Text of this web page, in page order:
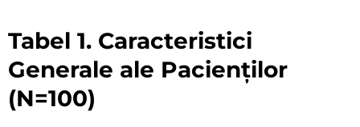
Tabel 1. Caracteristici
Generale ale Pacienților
(N=100)